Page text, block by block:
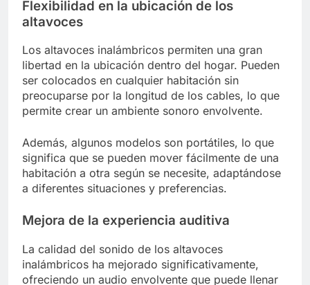
Flexibilidad en la ubicación de los
altavoces
Los altavoces inalámbricos permiten una gran
libertad en la ubicación dentro del hogar. Pueden
ser colocados en cualquier habitación sin
preocuparse por la longitud de los cables, lo que
permite crear un ambiente sonoro envolvente.
Además, algunos modelos son portátiles, lo que
significa que se pueden mover fácilmente de una
habitación a otra según se necesite, adaptándose
a diferentes situaciones y preferencias.
Mejora de la experiencia auditiva
La calidad del sonido de los altavoces
inalámbricos ha mejorado significativamente,
ofreciendo un audio envolvente que puede llenar